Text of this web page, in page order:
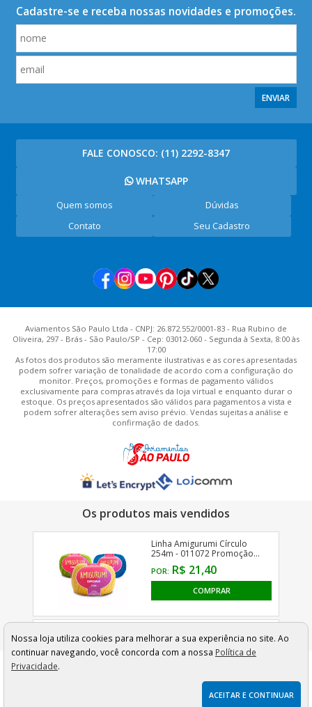
Cadastre-se e receba nossas novidades e promoções.
ENVIAR
FALE CONOSCO: (11) 2292-8347
WHATSAPP
Quem somos
Dúvidas
Contato
Seu Cadastro
Aviamentos São Paulo Ltda - CNPJ: 26.872.552/0001-83 - Rua Rubino de
Oliveira, 297 - Brás - São Paulo/SP - Cep: 03012-060 - Segunda à Sexta, 8:00 às
17:00
As fotos dos produtos são meramente ilustrativas e as cores apresentadas
podem sofrer variação de tonalidade de acordo com a configuração do
monitor. Preços, promoções e formas de pagamento válidos
exclusivamente para compras através da loja virtual e enquanto durar o
estoque. Os preços apresentados são válidos para pagamentos a vista e
podem sofrer alterações sem aviso prévio. Vendas sujeitas a análise e
confirmação de dados.
Nossa loja utiliza cookies para melhorar a sua experiência no site. Ao
continuar navegando, você concorda com a nossa Política de
Privacidade.
ACEITAR E CONTINUAR